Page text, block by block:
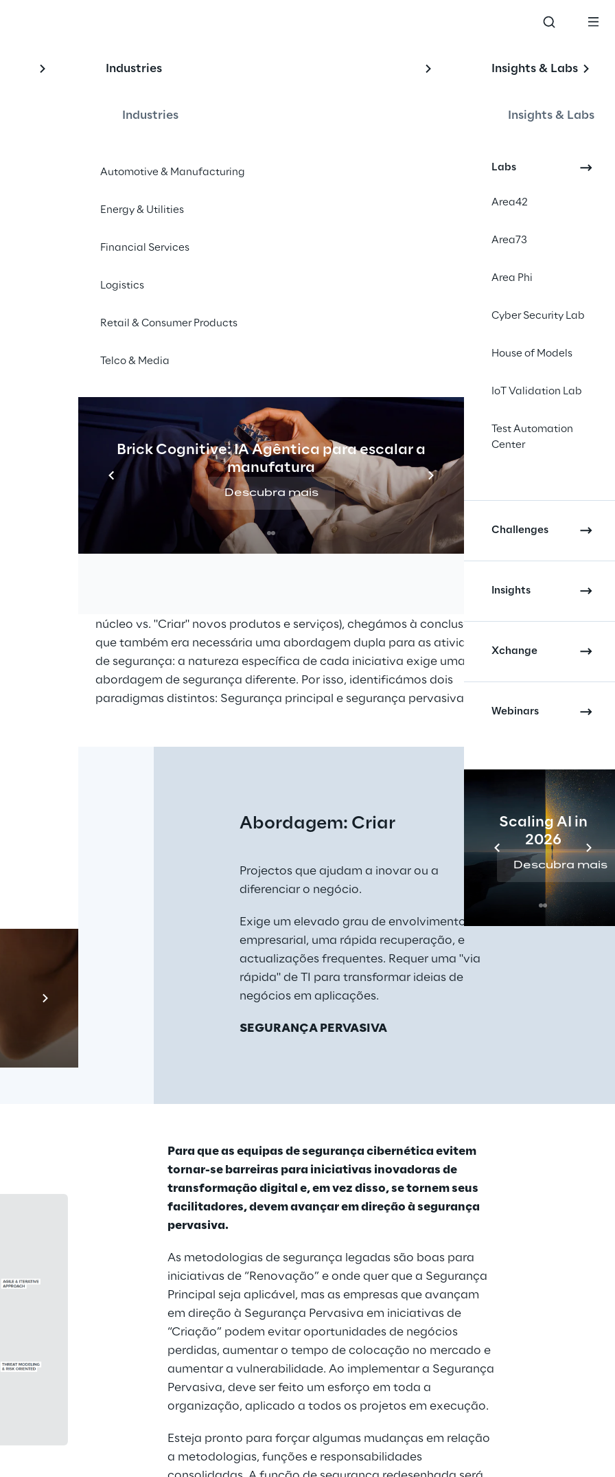
Prebuilt AI Apps
Industries
Industries
Automotive & Manufacturing
Energy & Utilities
Financial Services
Logistics
Retail & Consumer Products
Telco & Media
Brick Cognitive: IA Agêntica para escalar a
manufatura
Descubra mais
Insights & Labs
Insights & Labs
Labs
Area42
Area73
Area Phi
Cyber Security Lab
House of Models
IoT Validation Lab
Test Automation
Center
Challenges
Insights
Xchange
Webinars
Scaling AI in
2026
Descubra mais
aproveita as suas experiências
em diferentes setores
Compreender a transformação digital e as tendências relacionadas
é fundamental para distinguir a necessidade de uma nova
núcleo vs. "Criar" novos produtos e serviços), chegámos à conclusão de
que também era necessária uma abordagem dupla para as atividades
de segurança: a natureza específica de cada iniciativa exige uma
abordagem de segurança diferente. Por isso, identificámos dois
paradigmas distintos: Segurança principal e segurança pervasiva.
e de
de
Abordagem: Criar
Projectos que ajudam a inovar ou a
diferenciar o negócio.
Exige um elevado grau de envolvimento
empresarial, uma rápida recuperação, e
actualizações frequentes. Requer uma "via
rápida" de TI para transformar ideias de
negócios em aplicações.
SEGURANÇA PERVASIVA
Para que as equipas de segurança cibernética evitem
tornar-se barreiras para iniciativas inovadoras de
transformação digital e, em vez disso, se tornem seus
facilitadores, devem avançar em direção à segurança
pervasiva.
As metodologias de segurança legadas são boas para
iniciativas de “Renovação” e onde quer que a Segurança
Principal seja aplicável, mas as empresas que avançam
em direção à Segurança Pervasiva em iniciativas de
“Criação” podem evitar oportunidades de negócios
perdidas, aumentar o tempo de colocação no mercado e
aumentar a vulnerabilidade. Ao implementar a Segurança
Pervasiva, deve ser feito um esforço em toda a
organização, aplicado a todos os projetos em execução.
Esteja pronto para forçar algumas mudanças em relação
a metodologias, funções e responsabilidades